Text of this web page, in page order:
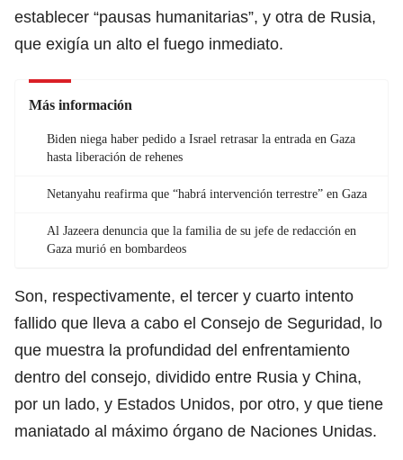
establecer “pausas humanitarias”, y otra de Rusia,
que exigía un alto el fuego inmediato.
Más información
Biden niega haber pedido a Israel retrasar la entrada en Gaza
hasta liberación de rehenes
Netanyahu reafirma que “habrá intervención terrestre” en Gaza
Al Jazeera denuncia que la familia de su jefe de redacción en
Gaza murió en bombardeos
Son, respectivamente, el tercer y cuarto intento
fallido que lleva a cabo el Consejo de Seguridad, lo
que muestra la profundidad del enfrentamiento
dentro del consejo, dividido entre Rusia y China,
por un lado, y Estados Unidos, por otro, y que tiene
maniatado al máximo órgano de Naciones Unidas.